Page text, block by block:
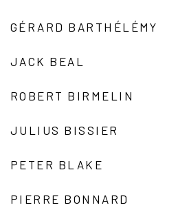
GÉRARD BARTHÉLÉMY
JACK BEAL
ROBERT BIRMELIN
JULIUS BISSIER
PETER BLAKE
PIERRE BONNARD